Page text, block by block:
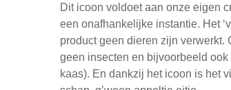
Dit icoon voldoet aan onze eigen
een onafhankelijke instantie. Het
product geen dieren zijn verwerkt.
geen insecten en bijvoorbeeld
kaas). En dankzij het icoon is het